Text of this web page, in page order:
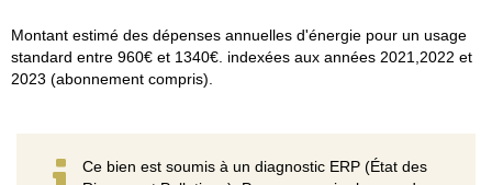
Montant estimé des dépenses annuelles d'énergie pour un usage
standard entre 960€ et 1340€. indexées aux années 2021,2022 et
2023 (abonnement compris).
Ce bien est soumis à un diagnostic ERP (État des